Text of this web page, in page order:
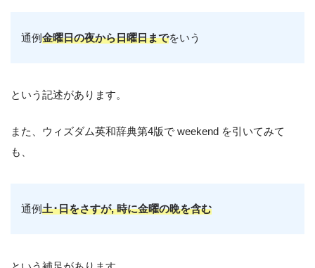
通例金曜日の夜から日曜日までをいう
という記述があります。
また、ウィズダム英和辞典第4版で weekend を引いてみて
も、
通例土･日をさすが, 時に金曜の晩を含む